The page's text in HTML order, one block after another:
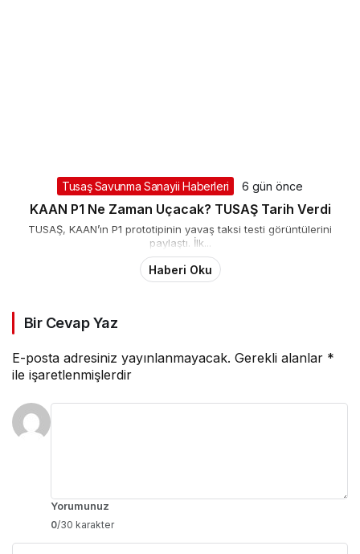
Tusaş Savunma Sanayii Haberleri 6 gün önce
KAAN P1 Ne Zaman Uçacak? TUSAŞ Tarih Verdi
TUSAŞ, KAAN’ın P1 prototipinin yavaş taksi testi görüntülerini
paylaştı. İlk...
Bir Cevap Yaz
ile işaretlenmişlerdir
Yorumunuz